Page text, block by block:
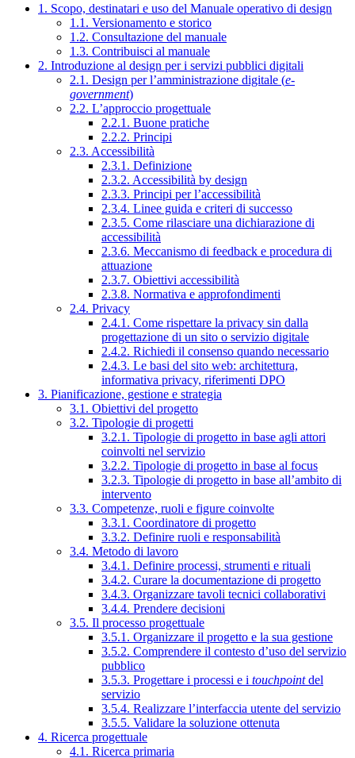
1. Scopo, destinatari e uso del Manuale operativo di design
1.1. Versionamento e storico
1.2. Consultazione del manuale
1.3. Contribuisci al manuale
2. Introduzione al design per i servizi pubblici digitali
2.1. Design per l’amministrazione digitale (e-
government)
2.2. L’approccio progettuale
2.2.1. Buone pratiche
2.2.2. Principi
2.3. Accessibilità
2.3.1. Definizione
2.3.2. Accessibilità by design
2.3.3. Principi per l’accessibilità
2.3.4. Linee guida e criteri di successo
2.3.5. Come rilasciare una dichiarazione di
accessibilità
2.3.6. Meccanismo di feedback e procedura di
attuazione
2.3.7. Obiettivi accessibilità
2.3.8. Normativa e approfondimenti
2.4. Privacy
2.4.1. Come rispettare la privacy sin dalla
progettazione di un sito o servizio digitale
2.4.2. Richiedi il consenso quando necessario
2.4.3. Le basi del sito web: architettura,
informativa privacy, riferimenti DPO
3. Pianificazione, gestione e strategia
3.1. Obiettivi del progetto
3.2. Tipologie di progetti
3.2.1. Tipologie di progetto in base agli attori
coinvolti nel servizio
3.2.2. Tipologie di progetto in base al focus
3.2.3. Tipologie di progetto in base all’ambito di
intervento
3.3. Competenze, ruoli e figure coinvolte
3.3.1. Coordinatore di progetto
3.3.2. Definire ruoli e responsabilità
3.4. Metodo di lavoro
3.4.1. Definire processi, strumenti e rituali
3.4.2. Curare la documentazione di progetto
3.4.3. Organizzare tavoli tecnici collaborativi
3.4.4. Prendere decisioni
3.5. Il processo progettuale
3.5.1. Organizzare il progetto e la sua gestione
3.5.2. Comprendere il contesto d’uso del servizio
pubblico
3.5.3. Progettare i processi e i touchpointdel
servizio
3.5.4. Realizzare l’interfaccia utente del servizio
3.5.5. Validare la soluzione ottenuta
4. Ricerca progettuale
4.1. Ricerca primaria